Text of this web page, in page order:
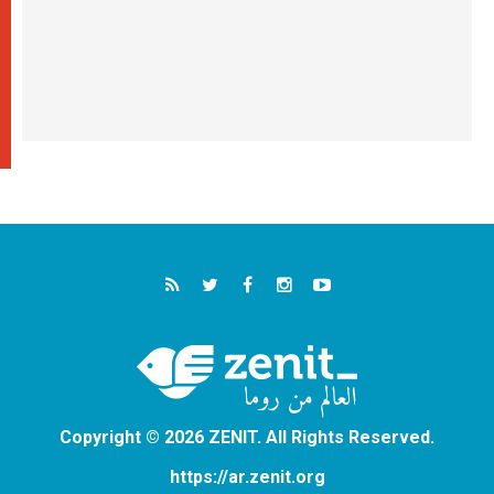
Copyright © 2026 ZENIT. All Rights Reserved.
https://ar.zenit.org